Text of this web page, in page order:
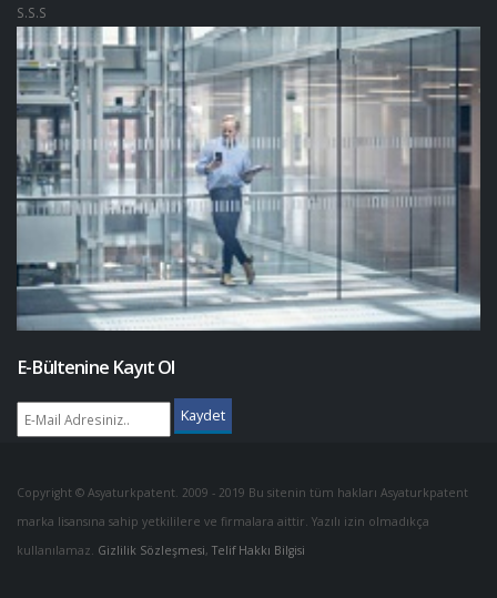
S.S.S
E-Bültenine Kayıt Ol
Kaydet
Copyright © Asyaturkpatent. 2009 - 2019 Bu sitenin tüm hakları Asyaturkpatent
marka lisansına sahip yetkililere ve firmalara aittir. Yazılı izin olmadıkça
kullanılamaz. Gizlilik Sözleşmesi, Telif Hakkı Bilgisi